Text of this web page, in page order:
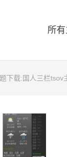
所
下载:国人三栏tsov